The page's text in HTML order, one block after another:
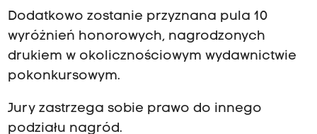
Dodatkowo zostanie przyznana pula 10
wyróżnień honorowych, nagrodzonych
drukiem w okolicznościowym wydawnictwie
pokonkursowym.
Jury zastrzega sobie prawo do innego
podziału nagród.